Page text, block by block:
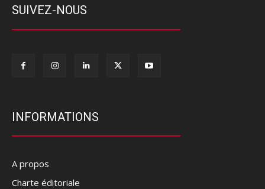
SUIVEZ-NOUS
INFORMATIONS
A propos
Charte éditoriale